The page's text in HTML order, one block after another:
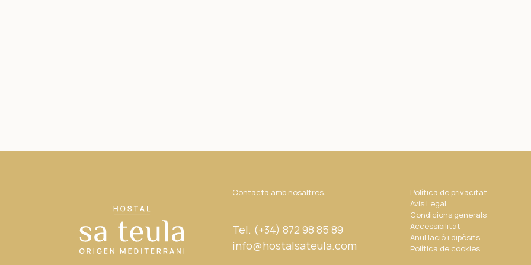
Contacta amb nosaltres:
Tel. (+34) 872 98 85 89
info@hostalsateula.com
Política de privacitat
Avís Legal
Condicions generals
Accessibilitat
Anul·lació i dipòsits
Política de cookies